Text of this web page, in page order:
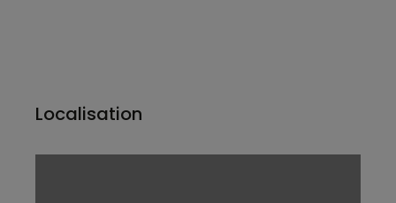
Localisation